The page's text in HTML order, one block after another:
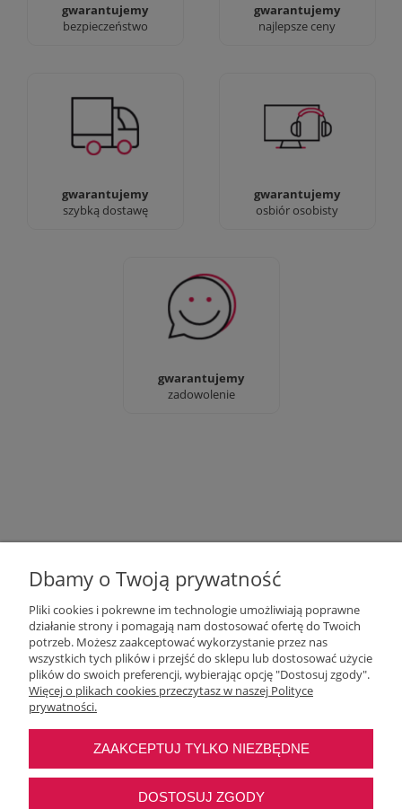
gwarantujemy
bezpieczeństwo
gwarantujemy
najlepsze ceny
gwarantujemy
szybką dostawę
90% dostaw następnego
dnia, bez dopłat!
gwarantujemy
osbiór osobisty
Jesteśmy prawdziwi :)
możesz przyjść i
gwarantujemy
zadowolenie
Sprawdź nasze 100%
zadowolenia Klientów
Moje konto
Najczęstsze pytania
Dbamy o Twoją prywatność
Pliki cookies i pokrewne im technologie umożliwiają poprawne
działanie strony i pomagają nam dostosować ofertę do Twoich
potrzeb. Możesz zaakceptować wykorzystanie przez nas
wszystkich tych plików i przejść do sklepu lub dostosować użycie
plików do swoich preferencji, wybierając opcję "Dostosuj zgody".
Więcej o plikach cookies przeczytasz w naszej Polityce
prywatności.
ZAAKCEPTUJ TYLKO NIEZBĘDNE
DOSTOSUJ ZGODY